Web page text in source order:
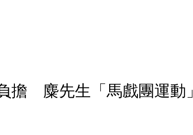
擔 麋先生「馬戲團運動」